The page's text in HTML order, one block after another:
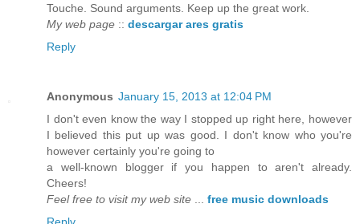
Touche. Sound arguments. Keep up the great work.
My web page :: descargar ares gratis
Reply
Anonymous January 15, 2013 at 12:04 PM
I don't even know the way I stopped up right here, however
I believed this put up was good. I don't know who you're
however certainly you're going to
a well-known blogger if you happen to aren't already.
Cheers!
Feel free to visit my web site
free music downloads